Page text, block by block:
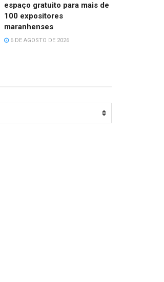
espaço gratuito para mais de
100 expositores
maranhenses
6 DE AGOSTO DE 2026